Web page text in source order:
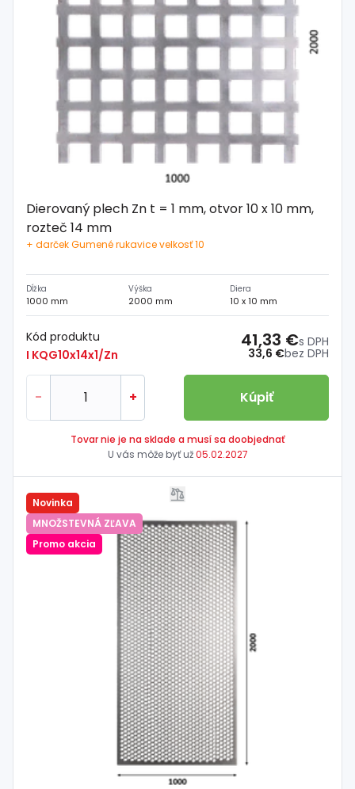
Dierovaný plech Zn t = 1 mm, otvor 10 x 10 mm,
rozteč 14 mm
+ darček Gumené rukavice velkosť 10
Dĺžka
1000 mm
Výška
2000 mm
Diera
10 x 10 mm
Kód produktu
I KQG10x14x1/Zn
33,6 €bez DPH
41,33 €s DPH
- + Kúpiť
Tovar nie je na sklade a musí sa doobjednať
U vás môže byť už05.02.2027
Novinka
MNOŽSTEVNÁ ZĽAVA
Promo akcia